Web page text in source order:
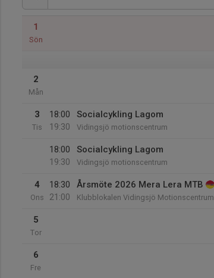
1
Sön
2
Mån
3
Tis
18:00
19:30
Socialcykling Lagom
Vidingsjö motionscentrum
18:00
19:30
Socialcykling Lagom
Vidingsjö motionscentrum
4
Ons
18:30
21:00
Årsmöte 2026 Mera Lera MTB
Klubblokalen Vidingsjö Motionscentrum
5
Tor
6
Fre